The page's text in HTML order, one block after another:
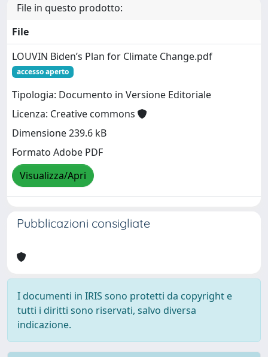
File in questo prodotto:
File
LOUVIN Biden’s Plan for Climate Change.pdf
accesso aperto
Tipologia: Documento in Versione Editoriale
Licenza: Creative commons
Dimensione 239.6 kB
Formato Adobe PDF
Visualizza/Apri
Pubblicazioni consigliate
I documenti in IRIS sono protetti da copyright e
tutti i diritti sono riservati, salvo diversa
indicazione.